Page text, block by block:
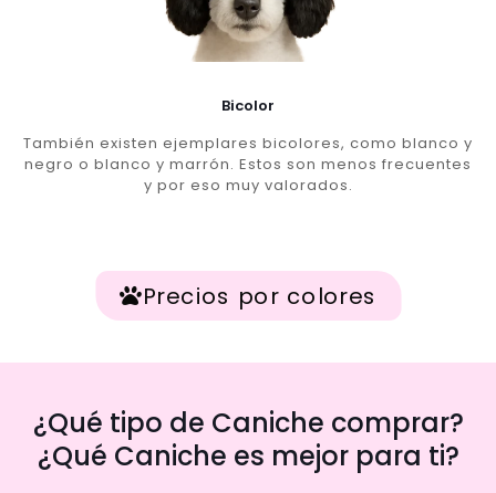
Bicolor
También existen ejemplares bicolores, como blanco y
negro o blanco y marrón. Estos son menos frecuentes
y por eso muy valorados.
Precios por colores
¿Qué tipo de Caniche comprar?
¿Qué Caniche es mejor para ti?